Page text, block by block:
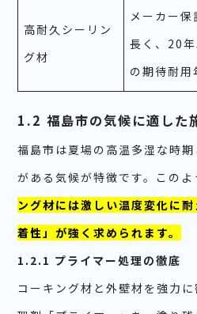
高耐久シーリン
グ材
メーカー保
長く、20
の期待耐用
1.2 福島市の気候に適した
福島市は夏場の高温多湿な時
がある気候が特徴です。このよ
ング材には激しい温度変化に
着性」が強く求められます。
1.2.1 プライマー処理の徹底
コーキング材と外壁材を強力